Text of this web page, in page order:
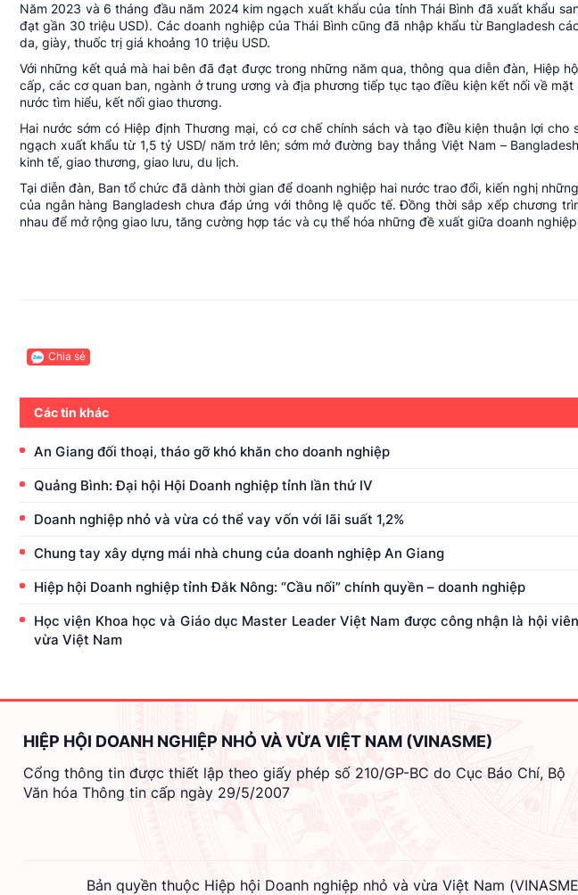
Năm 2023 và 6 tháng đầu năm 2024 kim ngạch xuất khẩu của tỉnh Thái Bình đã xuất khẩu
đạt gần 30 triệu USD). Các doanh nghiệp của Thái Bình cũng đã nhập khẩu từ Bangladesh
da, giày, thuốc trị giá khoảng 10 triệu USD.
Với những kết quả mà hai bên đã đạt được trong những năm qua, thông qua diễn đàn, Hiệp
cấp, các cơ quan ban, ngành ở trung ương và địa phương tiếp tục tạo điều kiện kết nối về
nước tìm hiểu, kết nối giao thương.
Hai nước sớm có Hiệp định Thương mại, có cơ chế chính sách và tạo điều kiện thuận lợi
ngạch xuất khẩu từ 1,5 tỷ USD/ năm trở lên; sớm mở đường bay thẳng Việt Nam –
kinh tế, giao thương, giao lưu, du lịch.
Tại diễn đàn, Ban tổ chức đã dành thời gian để doanh nghiệp hai nước trao đổi, kiến nghị
của ngân hàng Bangladesh chưa đáp ứng với thông lệ quốc tế. Đồng thời sắp xếp chương
nhau để mở rộng giao lưu, tăng cường hợp tác và cụ thể hóa những đề xuất giữa doanh
Chia sẻ
Các tin khác
An Giang đối thoại, tháo gỡ khó khăn cho doanh nghiệp
Quảng Bình: Đại hội Hội Doanh nghiệp tỉnh lần thứ IV
Doanh nghiệp nhỏ và vừa có thể vay vốn với lãi suất 1,2%
Chung tay xây dựng mái nhà chung của doanh nghiệp An Giang
Hiệp hội Doanh nghiệp tỉnh Đắk Nông: “Cầu nối” chính quyền – doanh nghiệp
Học viện Khoa học và Giáo dục Master Leader Việt Nam được công nhận là hội
vừa Việt Nam
HIỆP HỘI DOANH NGHIỆP NHỎ VÀ VỪA VIỆT NAM (VINASME)
Cổng thông tin được thiết lập theo giấy phép số 210/GP-BC do Cục Báo Chí, Bộ
Văn hóa Thông tin cấp ngày 29/5/2007
Bản quyền thuộc Hiệp hội Doanh nghiệp nhỏ và vừa Việt Nam